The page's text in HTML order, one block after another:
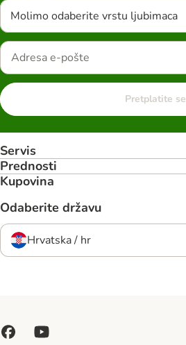
Molimo odaberite vrstu ljubimaca
Pretplatite se
Servis
Prednosti
Kupovina
Odaberite državu
Hrvatska / hr